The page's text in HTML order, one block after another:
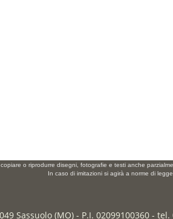
o riprodurre disegni, fotografie e testi anche
In caso di imitazioni si agirà a norme di legge.
Sassuolo (MO) - P.I. 02099100360 -